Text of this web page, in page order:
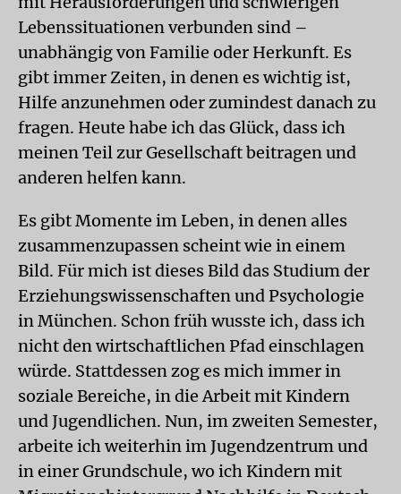
Lebenssituationen verbunden sind –
unabhängig von Familie oder Herkunft. Es
gibt immer Zeiten, in denen es wichtig ist,
Hilfe anzunehmen oder zumindest danach zu
fragen. Heute habe ich das Glück, dass ich
meinen Teil zur Gesellschaft beitragen und
anderen helfen kann.
Es gibt Momente im Leben, in denen alles
zusammenzupassen scheint wie in einem
Bild. Für mich ist dieses Bild das Studium der
Erziehungswissenschaften und Psychologie
in München. Schon früh wusste ich, dass ich
nicht den wirtschaftlichen Pfad einschlagen
würde. Stattdessen zog es mich immer in
soziale Bereiche, in die Arbeit mit Kindern
und Jugendlichen. Nun, im zweiten Semester,
arbeite ich weiterhin im Jugendzentrum und
in einer Grundschule, wo ich Kindern mit